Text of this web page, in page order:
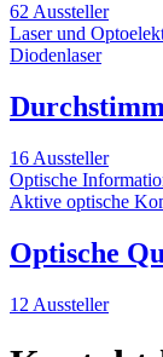
62 Aussteller
Laser und
Diodenlaser
16 Aussteller
Optische
Aktive optische
Optische
12 Aussteller